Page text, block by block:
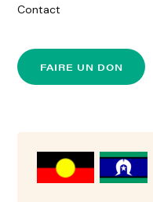
Contact
FAIRE UN DON